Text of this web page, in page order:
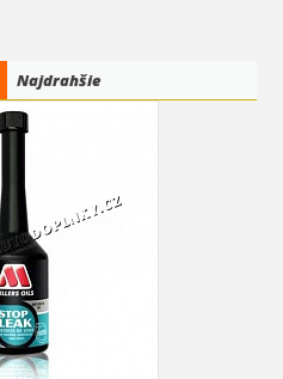
Najdrahšie